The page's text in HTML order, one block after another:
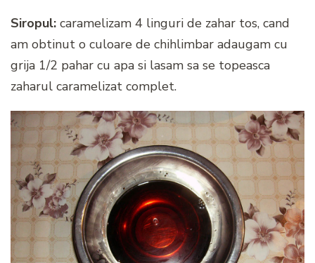
Siropul: caramelizam 4 linguri de zahar tos, cand
am obtinut o culoare de chihlimbar adaugam cu
grija 1/2 pahar cu apa si lasam sa se topeasca
zaharul caramelizat complet.